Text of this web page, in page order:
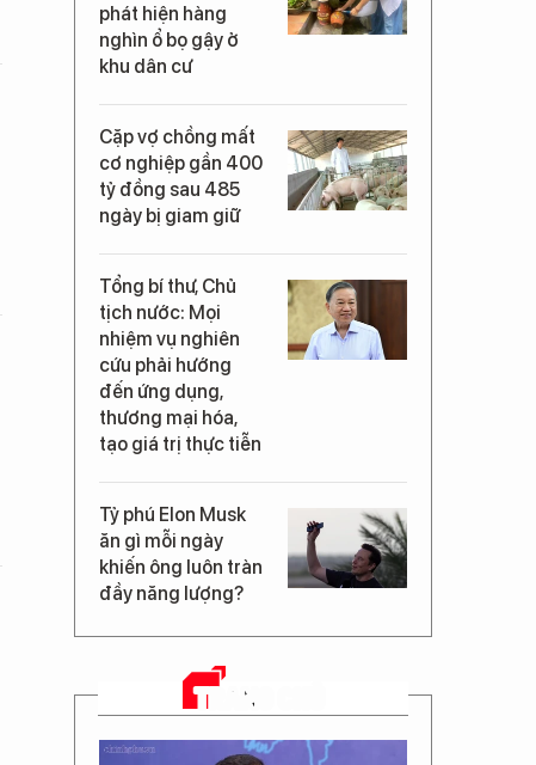
phát hiện hàng
nghìn ổ bọ gậy ở
khu dân cư
Cặp vợ chồng mất
cơ nghiệp gần 400
tỷ đồng sau 485
ngày bị giam giữ
Tổng bí thư, Chủ
tịch nước: Mọi
nhiệm vụ nghiên
cứu phải hướng
đến ứng dụng,
thương mại hóa,
tạo giá trị thực tiễn
Tỷ phú Elon Musk
ăn gì mỗi ngày
khiến ông luôn tràn
đầy năng lượng?
TRANG CHỦ